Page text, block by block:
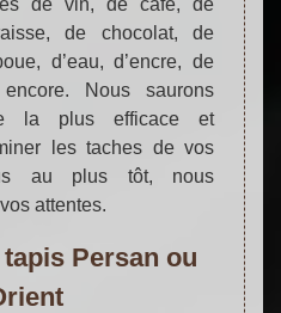
de chocolat, de
d’eau, d’encre, de
Nous saurons
la plus efficace et
les taches de vos
au plus tôt, nous
attentes.
Persan ou